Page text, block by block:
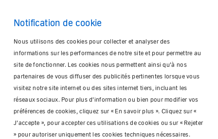
Notification de cookie
Nous utilisons des cookies pour collecter et analyser des
informations sur les performances de notre site et pour permettre au
site de fonctionner. Les cookies nous permettent ainsi qu’à nos
partenaires de vous diffuser des publicités pertinentes lorsque vous
visitez notre site internet ou des sites internet tiers, incluant les
réseaux sociaux. Pour plus d’information ou bien pour modifier vos
préférences de cookies, cliquez sur « En savoir plus ». Cliquez sur «
J’accepte », pour accepter ces utilisations de cookies ou sur « Rejeter
» pour autoriser uniquement les cookies techniques nécessaires.